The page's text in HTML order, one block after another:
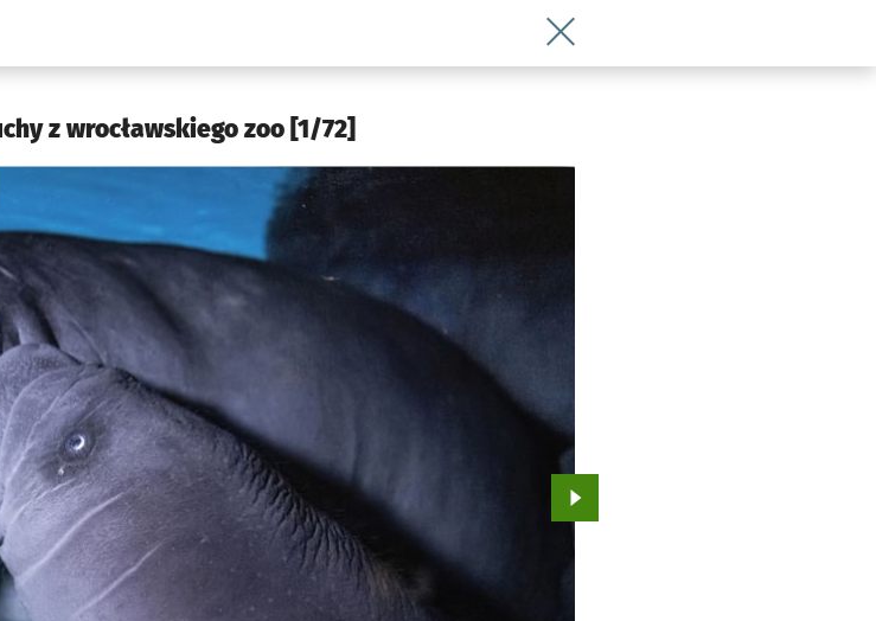
we Wrocławiu
Wróć do artykułu Manaciątko i duchy
z wrocławskiego zoo [1/72]
Przejdź do kolejnego zdjęcia.